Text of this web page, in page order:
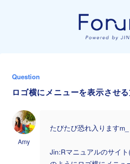
Question
ロゴ横にメニューを表示させ
Amy
たびたび恐れ入ります
Jin:Rマニュアルのサイト(